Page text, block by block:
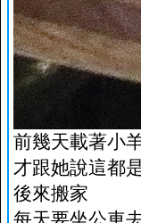
前幾天載著小
才跟她說這都
後來搬家